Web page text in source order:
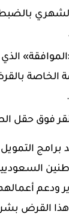
الخاصة
فوق حقل
التمويل
ودعم
هذا القرض